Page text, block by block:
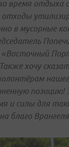
время отдыха
отходы
в мусорные
«Восточный
хочу
позицию!
и силы для
благо